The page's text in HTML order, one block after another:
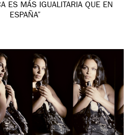
ES MÁS IGUALITARIA QUE EN
ESPAÑA”